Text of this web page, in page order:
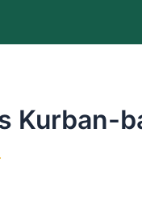
Kurban-